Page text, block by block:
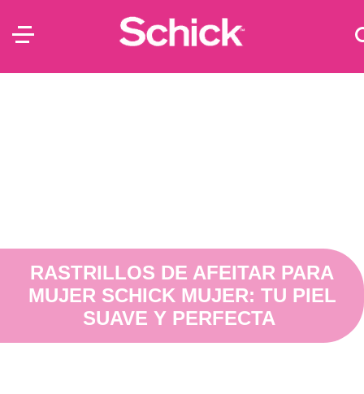
RASTRILLOS DE AFEITAR PARA
MUJER SCHICK MUJER: TU PIEL
SUAVE Y PERFECTA